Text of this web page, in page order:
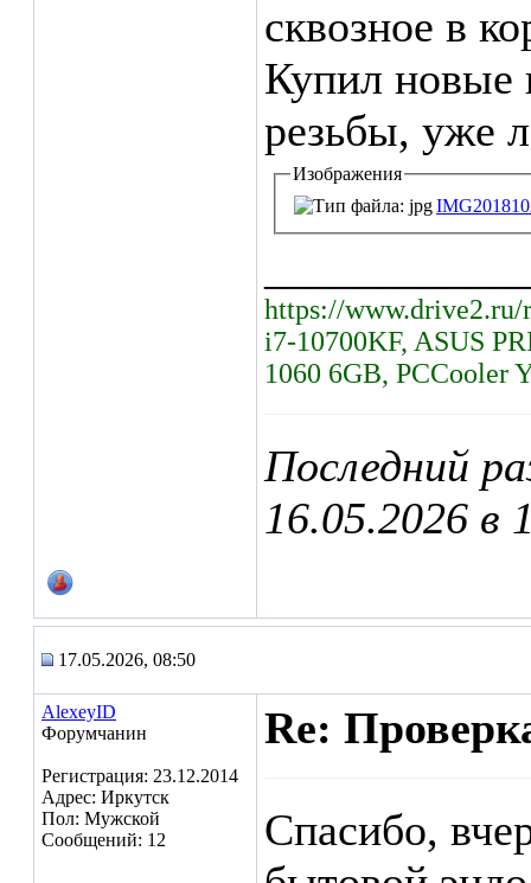
сквозное в
Купил новые
резьбы, уже
Изображения
https://www.drive2.ru/
i7-10700KF, ASUS
1060 6GB, PCCooler
Последний
16.05.2026 в
17.05.2026, 08:50
AlexeyID
Форумчанин
Регистрация: 23.12.2014
Адрес: Иркутск
Пол: Мужской
Сообщений: 12
Re:
Спасибо,